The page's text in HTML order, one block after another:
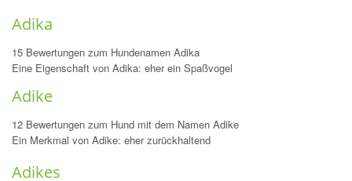
Adika
15 Bewertungen zum Hundenamen Adika
Eine Eigenschaft von Adika: eher ein Spaßvogel
Adike
12 Bewertungen zum Hund mit dem Namen Adike
Ein Merkmal von Adike: eher zurückhaltend
Adikes